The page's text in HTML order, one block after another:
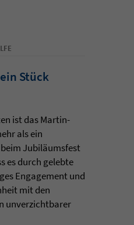
Stück
ist das Martin-
als ein
Jubiläumsfest
es durch gelebte
Engagement und
mit den
unverzichtbarer